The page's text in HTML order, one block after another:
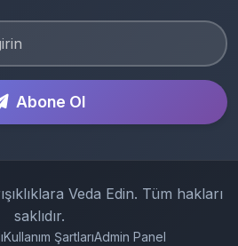
Abone Ol
Veda Edin. Tüm hakları
saklıdır.
Kullanım ŞartlarıAdmin Panel